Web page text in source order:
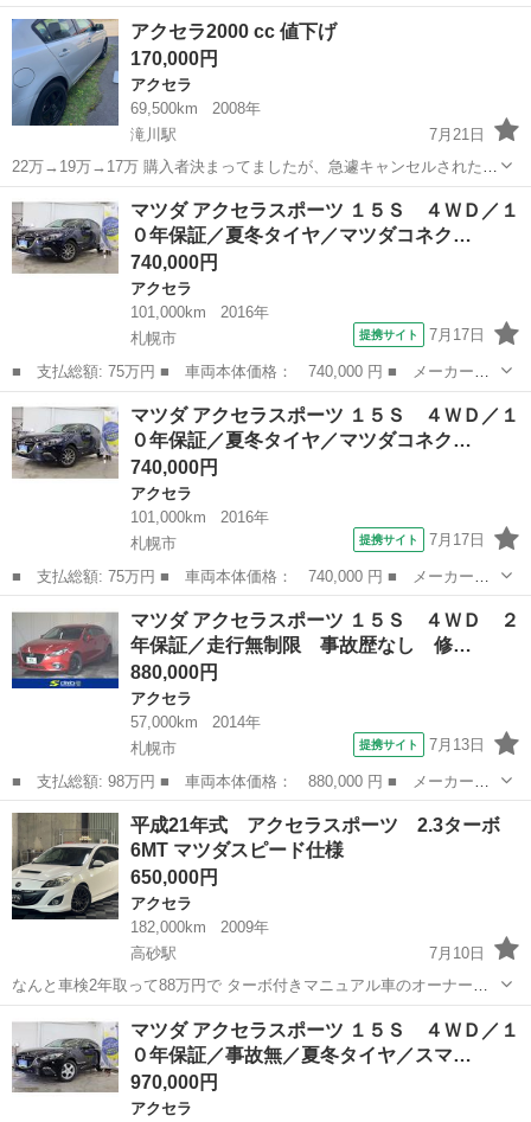
名： マツダ ■ 車種名： アクセラスポーツ ■ グレード名： ２
２ＸＤ プロアクティブ ４ＷＤ 本州仕入 スマートブレーキサポ
ート マツ...
北海道 帯広市
アクセラ2000 cc 値下げ
170,000円
アクセラ
69,500km
2008年
滝川駅
7月21日
22万→19万→17万 購入者決まってましたが、急遽キャンセルされたの
で、少し値下げしました 不当なキャンセルなどは即ブロックします
FF 不具合なし 内装外装それなりですがまだまだ走ります 冬タイヤも
まだ目があります...
北海道 滝川市 滝川駅 アクセラ
マツダ アクセラスポーツ １５Ｓ ４ＷＤ／１
０年保証／夏冬タイヤ／マツダコネク…
740,000円
アクセラ
101,000km
2016年
札幌市
提携サイト 7月17日
■ 支払総額: 75万円 ■ 車両本体価格： 740,000 円 ■ メーカー
名： マツダ ■ 車種名： アクセラスポーツ ■ グレード名： １
５Ｓ ４ＷＤ／１０年保証／夏冬タイヤ／マツダコネクトナビ／Ｂｌ
ｕｅｔｏｏｔｈオ...
北海道 札幌市 アクセラ
マツダ アクセラスポーツ １５Ｓ ４ＷＤ／１
０年保証／夏冬タイヤ／マツダコネク…
740,000円
アクセラ
101,000km
2016年
札幌市
提携サイト 7月17日
■ 支払総額: 75万円 ■ 車両本体価格： 740,000 円 ■ メーカー
名： マツダ ■ 車種名： アクセラスポーツ ■ グレード名： １
５Ｓ ４ＷＤ／１０年保証／夏冬タイヤ／マツダコネクトナビ／Ｂｌ
ｕｅｔｏｏｔｈオ...
北海道 札幌市 アクセラ
マツダ アクセラスポーツ １５Ｓ ４ＷＤ ２
年保証／走行無制限 事故歴なし 修…
880,000円
アクセラ
57,000km
2014年
札幌市
提携サイト 7月13日
■ 支払総額: 98万円 ■ 車両本体価格： 880,000 円 ■ メーカー
名： マツダ ■ 車種名： アクセラスポーツ ■ グレード名： １
５Ｓ ４ＷＤ ２年保証／走行無制限 事故歴なし 修復歴なし Ｂ
ＯＳＥサウンド ...
北海道 札幌市 アクセラ
平成21年式 アクセラスポーツ 2.3ターボ
6MT マツダスピード仕様
650,000円
アクセラ
182,000km
2009年
高砂駅
7月10日
なんと車検2年取って88万円で ターボ付きマニュアル車のオーナーに
なれます^_^ エンケイ17アルミ付き TEIN車高調付き 社外センターマ
フラーに交換されていて さりげなく良い排気音奏でます♪ 前のオーナ
ーが大切...
北海道 江別市 高砂駅
マツダ アクセラスポーツ １５Ｓ ４ＷＤ／１
０年保証／事故無／夏冬タイヤ／スマ…
970,000円
アクセラ